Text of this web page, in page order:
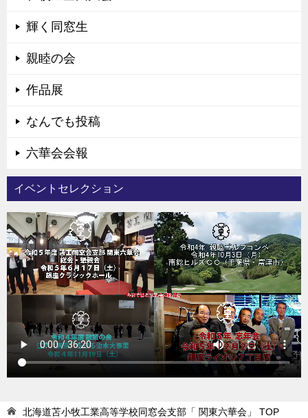
輝く同窓生
親睦の会
作品展
なんでも投稿
六華会会報
イベントセレクション
北海道苫小牧工業高等学校同窓会支部「 関東六華会」 TOP